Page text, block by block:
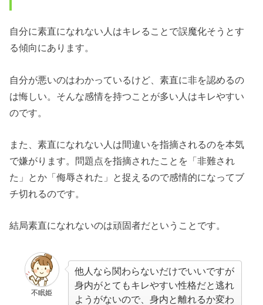
自分に素直になれない人はキレることで誤魔化そうとす
る傾向にあります。
自分が悪いのはわかっているけど、素直に非を認めるの
は悔しい。そんな感情を持つことが多い人はキレやすい
のです。
また、素直になれない人は間違いを指摘されるのを本気
で嫌がります。問題点を指摘されたことを「非難され
た」とか「侮辱された」と捉えるので感情的になってブ
チ切れるのです。
結局素直になれないのは頑固者だということです。
不眠姫
他人なら関わらないだけでいいですが
身内がとてもキレやすい性格だと逃れ
ようがないので、身内と離れるか変わ